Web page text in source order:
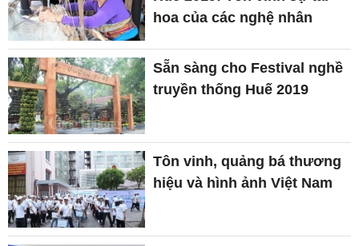
hoa của các nghệ nhân
Sẵn sàng cho Festival nghề
truyền thống Huế 2019
Tôn vinh, quảng bá thương
hiệu và hình ảnh Việt Nam